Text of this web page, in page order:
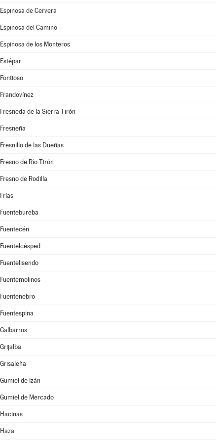
Espinosa de Cervera
Espinosa del Camino
Espinosa de los Monteros
Estépar
Fontioso
Frandovínez
Fresneda de la Sierra Tirón
Fresneña
Fresnillo de las Dueñas
Fresno de Río Tirón
Fresno de Rodilla
Frías
Fuentebureba
Fuentecén
Fuentelcésped
Fuentelisendo
Fuentemolinos
Fuentenebro
Fuentespina
Galbarros
Grijalba
Grisaleña
Gumiel de Izán
Gumiel de Mercado
Hacinas
Haza